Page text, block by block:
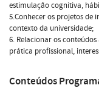
estimulação cognitiva,
5.Conhecer os projetos de
contexto da universidade;
6. Relacionar os
prática profissional,
Conteúdos